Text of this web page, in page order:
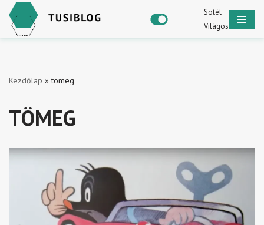
Skip
Sötét
Világos
Kezdőlap »tömeg
TÖMEG